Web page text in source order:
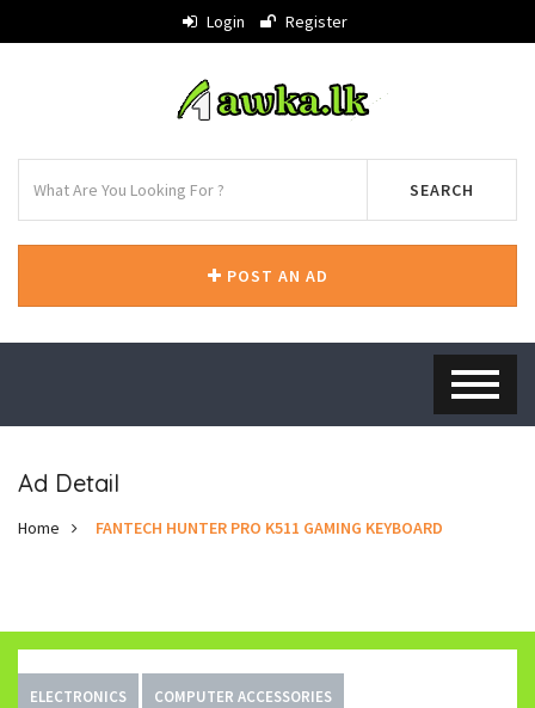
Login Register
SEARCH
POST AN AD
Ad Detail
Home FANTECH HUNTER PRO K511 GAMING KEYBOARD
ELECTRONICS COMPUTER ACCESSORIES